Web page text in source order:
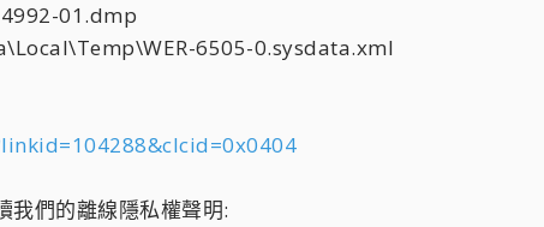
01.dmp
6505-0.sysdata.xml
我們的離線隱私權聲明: